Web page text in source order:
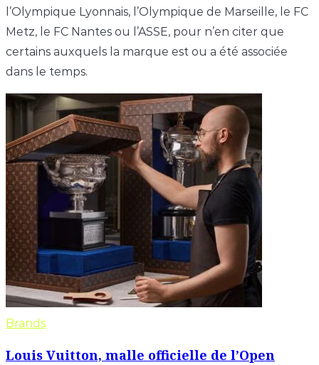
l’Olympique Lyonnais, l’Olympique de Marseille, le FC
Metz, le FC Nantes ou l’ASSE, pour n’en citer que
certains auxquels la marque est ou a été associée
dans le temps.
Brands
Louis Vuitton, malle officielle de l’Open